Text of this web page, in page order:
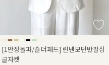
[1만장돌파/숄더패드] 린넨모던반팔싱
글자켓